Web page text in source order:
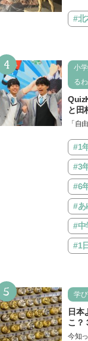
しむ
「ヨ
卓大
#北
4
小
る
と田
み
ント
「自
ント
りラ
#1
#3
#6
#あ
#中
#1
5 学び
日本
こ？
由と
今知